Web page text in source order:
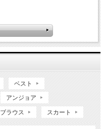
ベスト
アンジョア
ブラウス スカート